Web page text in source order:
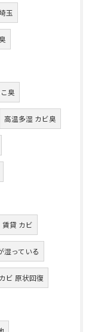
玉
臭
高温多湿 カビ臭
賃貸 カビ
湿っている
ビ 原状回復